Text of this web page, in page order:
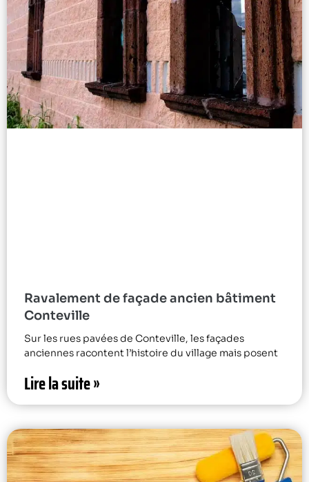
Ravalement de façade ancien bâtiment
Conteville
Sur les rues pavées de Conteville, les façades
anciennes racontent l’histoire du village mais posent
Lire la suite »